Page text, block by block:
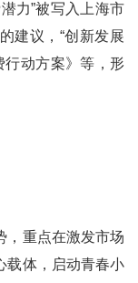
力”被写入上海市
建议，“创新发展
行动方案》等，形
重点在激发市场
载体，启动青春小